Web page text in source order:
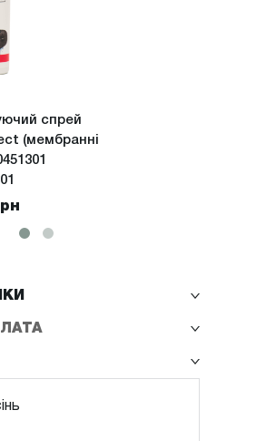
спрей
(мембранні